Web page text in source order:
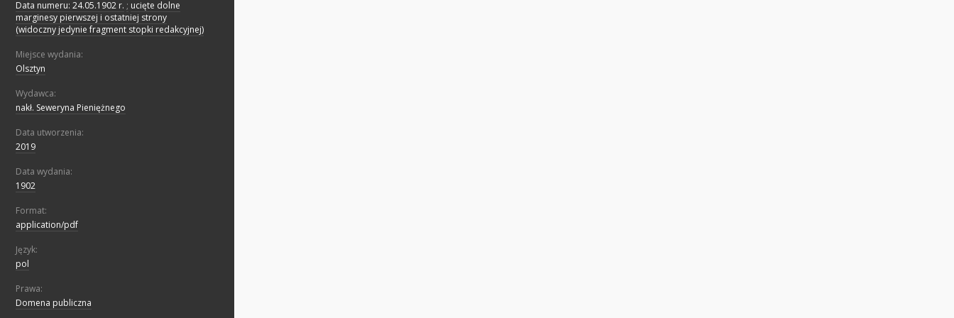
Data numeru: 24.05.1902 r. ; ucięte dolne
marginesy pierwszej i ostatniej strony
(widoczny jedynie fragment stopki redakcyjnej)
Miejsce wydania:
Olsztyn
Wydawca:
nakł. Seweryna Pieniężnego
Data utworzenia:
2019
Data wydania:
1902
Format:
application/pdf
Język:
pol
Prawa:
Domena publiczna